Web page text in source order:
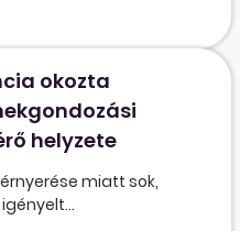
okozta
helyzete
miatt sok,